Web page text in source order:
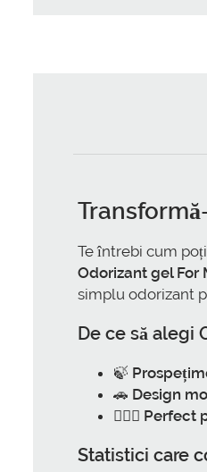
Te întrebi cum
Odorizant gel For
simplu odorizant
De ce să alegi
🍃
🚗 Design
👩‍❤️‍👨 Perfect
Statistici care